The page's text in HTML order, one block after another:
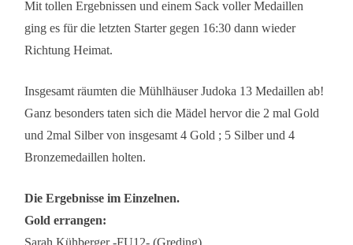
Mit tollen Ergebnissen und einem Sack voller Medaillen
ging es für die letzten Starter gegen 16:30 dann wieder
Richtung Heimat.
Insgesamt räumten die Mühlhäuser Judoka 13 Medaillen ab!
Ganz besonders taten sich die Mädel hervor die 2 mal Gold
und 2mal Silber von insgesamt 4 Gold ; 5 Silber und 4
Bronzemedaillen holten.
Die Ergebnisse im Einzelnen.
Gold errangen:
Sarah Kühberger -FU12- (Greding)